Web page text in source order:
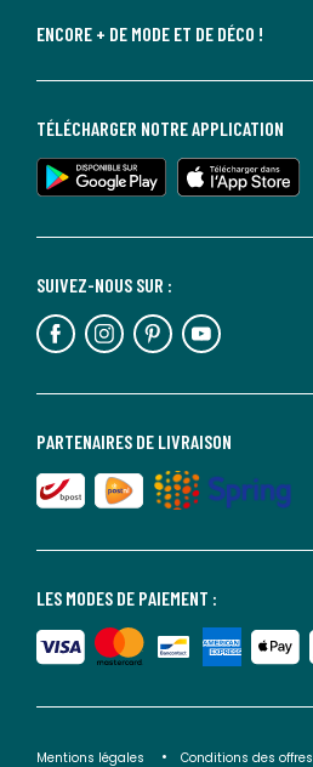
ENCORE + DE MODE ET DE DÉCO !
LES MODES DE PAIEMENT :
PARTENAIRES DE LIVRAISON
SUIVEZ-NOUS SUR :
TÉLÉCHARGER NOTRE APPLICATION
Mentions légales Conditions des offres